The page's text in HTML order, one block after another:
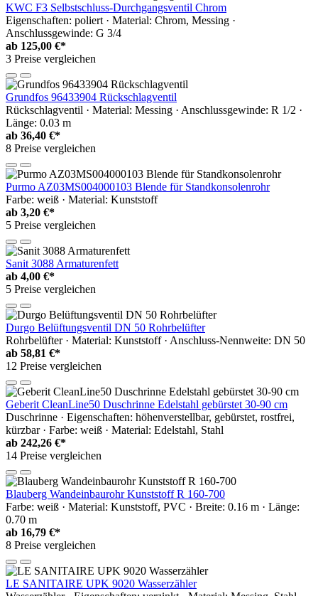
KWC F3 Selbstschluss-Durchgangsventil Chrom
Eigenschaften: poliert · Material: Chrom, Messing ·
Anschlussgewinde: G 3/4
ab 125,00 €*
3 Preise vergleichen
Grundfos 96433904 Rückschlagventil
Rückschlagventil · Material: Messing · Anschlussgewinde: R 1/2 ·
Länge: 0.03 m
ab 36,40 €*
8 Preise vergleichen
Purmo AZ03MS004000103 Blende für Standkonsolenrohr
Farbe: weiß · Material: Kunststoff
ab 3,20 €*
5 Preise vergleichen
Sanit 3088 Armaturenfett
ab 4,00 €*
5 Preise vergleichen
Durgo Belüftungsventil DN 50 Rohrbelüfter
Rohrbelüfter · Material: Kunststoff · Anschluss-Nennweite: DN 50
ab 58,81 €*
12 Preise vergleichen
Geberit CleanLine50 Duschrinne Edelstahl gebürstet 30-90 cm
Duschrinne · Eigenschaften: höhenverstellbar, gebürstet, rostfrei,
kürzbar · Farbe: weiß · Material: Edelstahl, Stahl
ab 242,26 €*
14 Preise vergleichen
Blauberg Wandeinbaurohr Kunststoff R 160-700
Farbe: weiß · Material: Kunststoff, PVC · Breite: 0.16 m · Länge:
0.70 m
ab 16,79 €*
8 Preise vergleichen
LE SANITAIRE UPK 9020 Wasserzähler